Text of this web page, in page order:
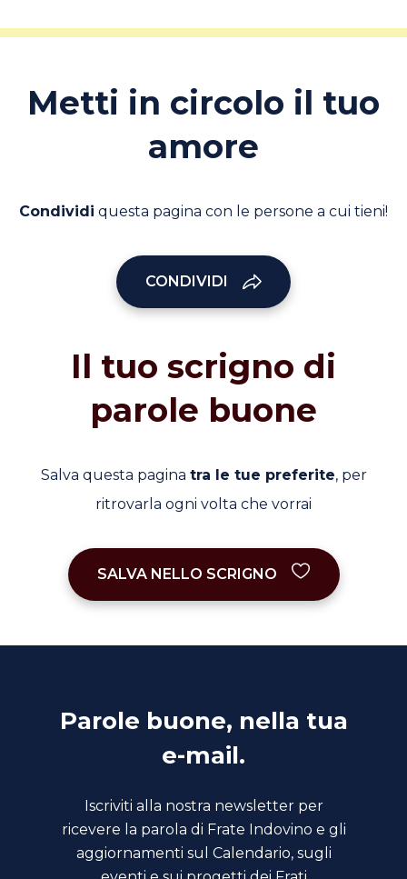
Metti in circolo il tuo
amore
Condividi questa pagina con le persone a cui tieni!
CONDIVIDI
Il tuo scrigno di
parole buone
Salva questa pagina tra le tue preferite, per
ritrovarla ogni volta che vorrai
SALVA NELLO SCRIGNO
Parole buone, nella tua
e-mail.
Iscriviti alla nostra newsletter per
ricevere la parola di Frate Indovino e gli
aggiornamenti sul Calendario, sugli